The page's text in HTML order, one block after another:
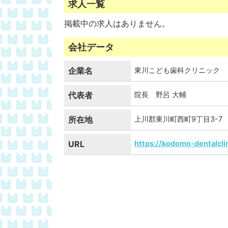
求人一覧
掲載中の求人はありません。
会社データ
企業名 東川こども歯科クリニック
代表者 院長 野呂 大輔
所在地 上川郡東川町西町9丁目3-7
URL https://kodomo-